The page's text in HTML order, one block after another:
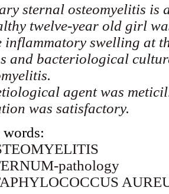
sternal osteomyelitis is
twelve-year old girl
inflammatory swelling at
and bacteriological
agent was
was satisfactory.
pathology